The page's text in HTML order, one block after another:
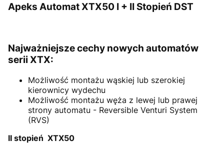
Apeks Automat XTX50 I + II Stopień DST
Najważniejsze cechy nowych automatów
serii XTX:
Możliwość montażu wąskiej lub szerokiej
kierownicy wydechu
Możliwość montażu węża z lewej lub prawej
strony automatu - Reversible Venturi System
(RVS)
II stopień XTX50